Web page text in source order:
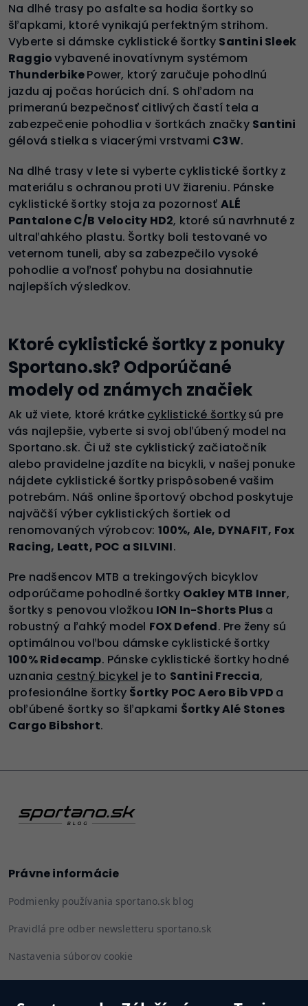
Na dlhé trasy po asfalte sa hodia šortky so
šľapkami, ktoré vynikajú perfektným strihom.
Vyberte si dámske cyklistické šortky Santini Sleek
Raggiovybavené inovatívnym systémom
ThunderbikePower, ktorý zaručuje pohodlnú
jazdu aj počas horúcich dní. S ohľadom na
primeranú bezpečnosť citlivých častí tela a
zabezpečenie pohodlia v šortkách značky Santini
gélová stielka s viacerými vrstvami C3W.
Na dlhé trasy v lete si vyberte cyklistické šortky z
materiálu s ochranou proti UV žiareniu. Pánske
cyklistické šortky stoja za pozornosť ALÉ
Pantalone C/B Velocity HD2, ktoré sú navrhnuté z
ultraľahkého plastu. Šortky boli testované vo
veternom tuneli, aby sa zabezpečilo vysoké
pohodlie a voľnosť pohybu na dosiahnutie
najlepších výsledkov.
Ktoré cyklistické šortky z ponuky
Sportano.sk? Odporúčané
modely od známych značiek
Ak už viete, ktoré krátke cyklistické šortkysú pre
vás najlepšie, vyberte si svoj obľúbený model na
Sportano.sk. Či už ste cyklistický začiatočník
alebo pravidelne jazdíte na bicykli, v našej ponuke
nájdete cyklistické šortky prispôsobené vašim
potrebám. Náš online športový obchod poskytuje
najväčší výber cyklistických šortiek od
renomovaných výrobcov: 100%, Ale, DYNAFIT, Fox
Racing, Leatt, POC a SILVINI.
Pre nadšencov MTB a trekingových bicyklov
odporúčame pohodlné šortky Oakley MTB Inner,
šortky s penovou vložkou ION In-Shorts Plus a
robustný a ľahký model FOX Defend. Pre ženy sú
optimálnou voľbou dámske cyklistické šortky
100% Ridecamp. Pánske cyklistické šortky hodné
uznania cestný bicykel je to Santini Freccia,
profesionálne šortky Šortky POC Aero Bib VPD a
obľúbené šortky so šľapkami Šortky Alé Stones
Cargo Bibshort.
Právne informácie
Podmienky používania sportano.sk blog
Pravidlá pre odber newsletteru sportano.sk
Nastavenia súborov cookie